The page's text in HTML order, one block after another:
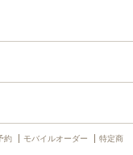
約 モバイルオーダー
特定商